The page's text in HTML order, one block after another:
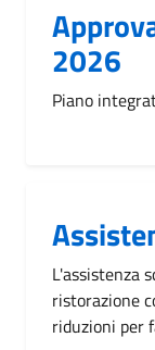
2026
Piano
L'assistenza
ristorazione
riduzioni per